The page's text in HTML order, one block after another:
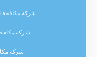
شركة مكافحة
شركة
شركة